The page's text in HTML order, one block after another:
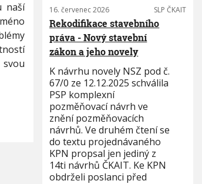
naší
16. červenec 2026 SLP ČKAIT
Rekodifikace stavebního
práva - Nový stavební
zákon a jeho novely
K návrhu novely NSZ pod č.
67/0 ze 12.12.2025 schválila
PSP komplexní
pozměňovací návrh ve
znění pozměňovacích
návrhů. Ve druhém čtení se
do textu projednávaného
KPN propsal jen jediný z
14ti návrhů ČKAIT. Ke KPN
obdrželi poslanci před